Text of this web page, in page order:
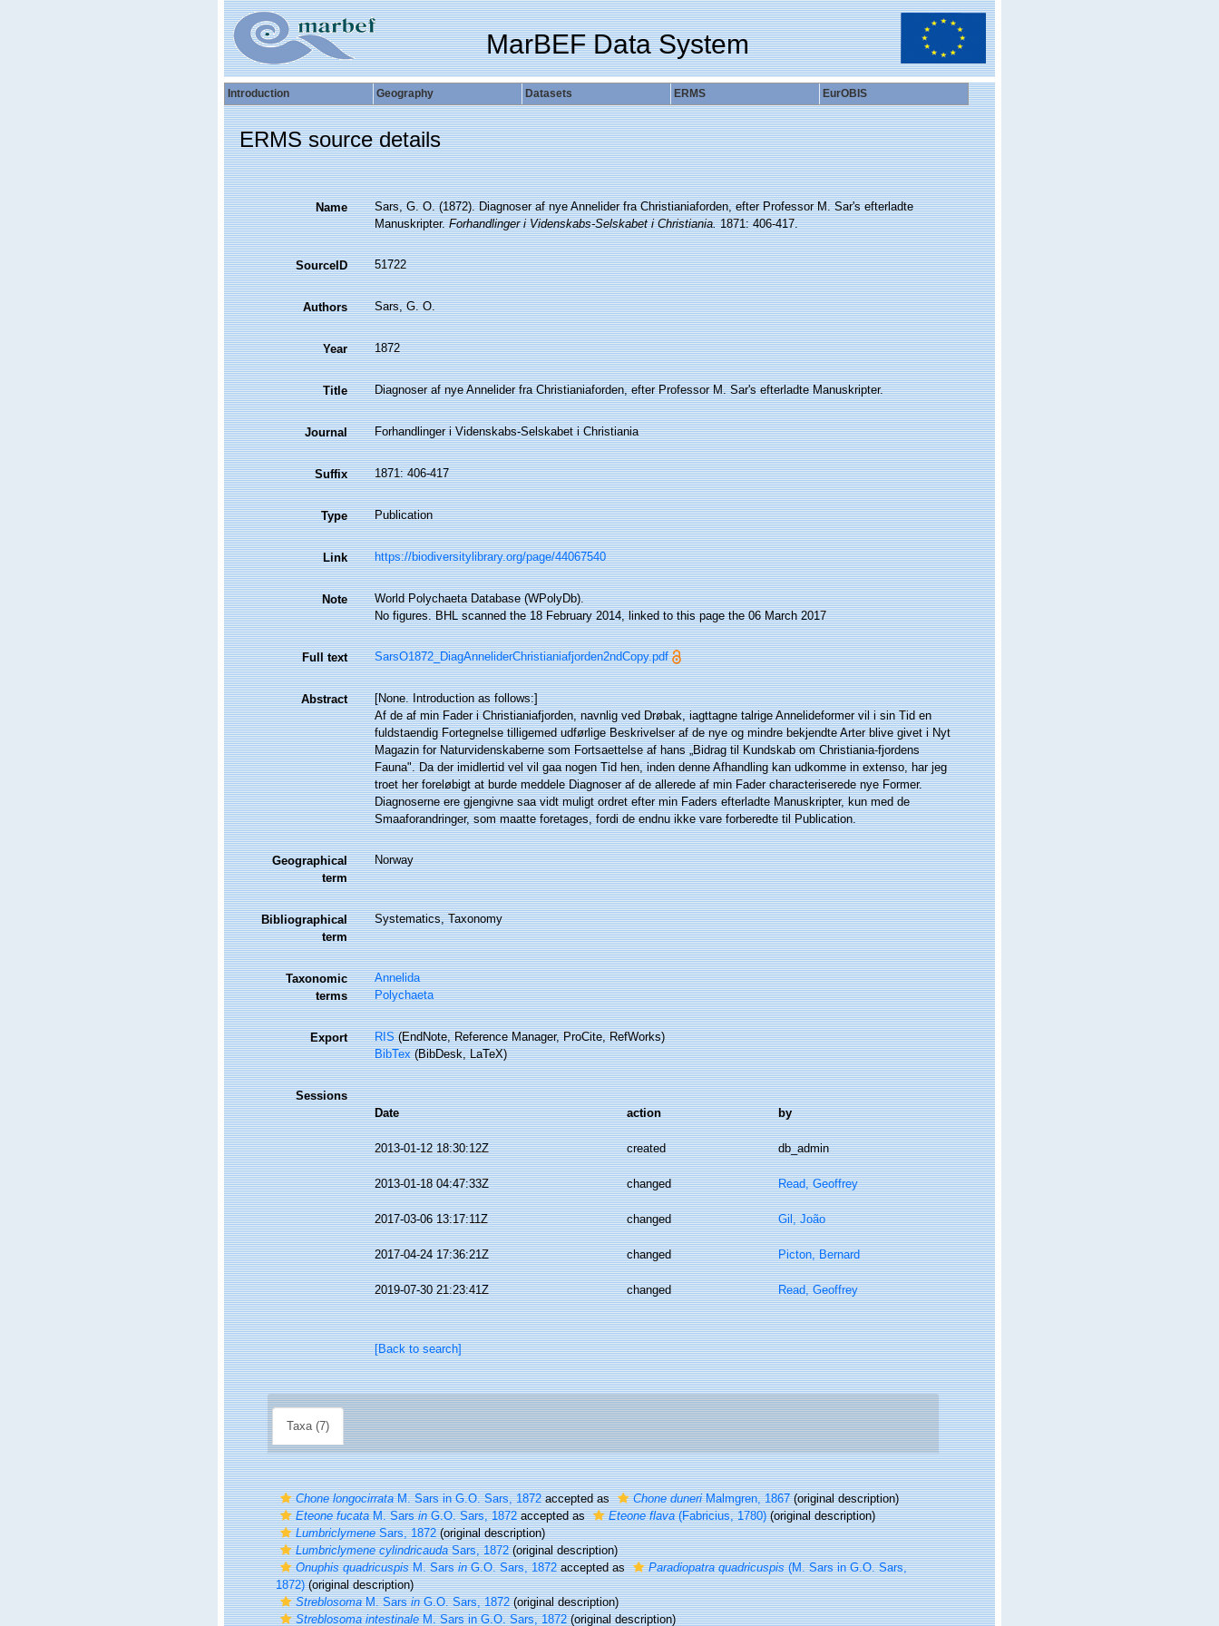
MarBEF Data System
Introduction Geography Datasets ERMS EurOBIS
ERMS source details
Name
Sars, G. O. (1872). Diagnoser af nye Annelider fra Christianiaforden, efter Professor M. Sar's efterladte
Manuskripter.Forhandlinger i Videnskabs-Selskabet i Christiania.1871: 406-417.
SourceID 51722
Authors Sars, G. O.
Year 1872
Title Diagnoser af nye Annelider fra Christianiaforden, efter Professor M. Sar's efterladte Manuskripter.
Journal Forhandlinger i Videnskabs-Selskabet i Christiania
Suffix 1871: 406-417
Type Publication
Link https://biodiversitylibrary.org/page/44067540
Note
World Polychaeta Database (WPolyDb).
No figures. BHL scanned the 18 February 2014, linked to this page the 06 March 2017
Full text SarsO1872_DiagAnneliderChristianiafjorden2ndCopy.pdf
Abstract
[None. Introduction as follows:]
Af de af min Fader i Christianiafjorden, navnlig ved Drøbak, iagttagne talrige Annelideformer vil i sin Tid en
fuldstaendig Fortegnelse tilligemed udførlige Beskrivelser af de nye og mindre bekjendte Arter blive givet i Nyt
Magazin for Naturvidenskaberne som Fortsaettelse af hans „Bidrag til Kundskab om Christiania-fjordens
Fauna". Da der imidlertid vel vil gaa nogen Tid hen, inden denne Afhandling kan udkomme in extenso, har jeg
troet her foreløbigt at burde meddele Diagnoser af de allerede af min Fader characteriserede nye Former.
Diagnoserne ere gjengivne saa vidt muligt ordret efter min Faders efterladte Manuskripter, kun med de
Smaaforandringer, som maatte foretages, fordi de endnu ikke vare forberedte til Publication.
Geographical
term
Norway
Bibliographical
term
Systematics, Taxonomy
Taxonomic
terms
Annelida
Polychaeta
Export RIS(EndNote, Reference Manager, ProCite, RefWorks)
BibTex(BibDesk, LaTeX)
Sessions
Date
action by
2013-01-12 18:30:12Z created db_admin
2013-01-18 04:47:33Z changed Read, Geoffrey
2017-03-06 13:17:11Z changed Gil, João
2017-04-24 17:36:21Z changed Picton, Bernard
2019-07-30 21:23:41Z changed Read, Geoffrey
[Back to search]
Taxa (7)
Chone longocirrataM. Sars in G.O. Sars, 1872accepted as Chone duneriMalmgren, 1867(original description)
Eteone fucataM. SarsinG.O. Sars, 1872accepted as Eteone flava(Fabricius, 1780)(original description)
LumbriclymeneSars, 1872(original description)
Lumbriclymene cylindricaudaSars, 1872(original description)
Onuphis quadricuspisM. SarsinG.O. Sars, 1872accepted as Paradiopatra quadricuspis(M. Sars in G.O. Sars,
1872)(original description)
StreblosomaM. SarsinG.O. Sars, 1872(original description)
Streblosoma intestinaleM. Sars in G.O. Sars, 1872(original description)